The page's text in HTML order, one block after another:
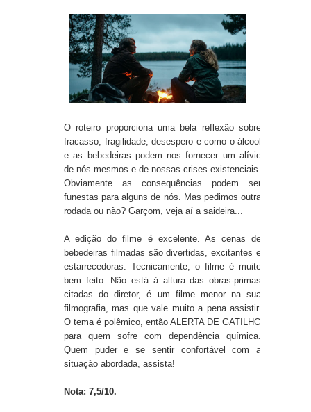
O roteiro proporciona uma bela reflexão sobre
fracasso, fragilidade, desespero e como o álcool
e as bebedeiras podem nos fornecer um alívio
de nós mesmos e de nossas crises existenciais.
Obviamente as consequências podem ser
funestas para alguns de nós. Mas pedimos outra
rodada ou não? Garçom, veja aí a saideira...
A edição do filme é excelente. As cenas de
bebedeiras filmadas são divertidas, excitantes e
estarrecedoras. Tecnicamente, o filme é muito
bem feito. Não está à altura das obras-primas
citadas do diretor, é um filme menor na sua
filmografia, mas que vale muito a pena assistir.
O tema é polêmico, então ALERTA DE GATILHO
para quem sofre com dependência química.
Quem puder e se sentir confortável com a
situação abordada, assista!
Nota: 7,5/10.